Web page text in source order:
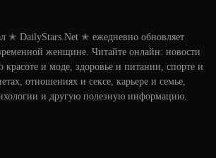
✭ DailyStars.Net ✭ ежедневно обновляет
женщине. Читайте онлайн: новости
красоте и моде, здоровье и питании, спорте и
отношениях и сексе, карьере и семье,
и другую полезную информацию.